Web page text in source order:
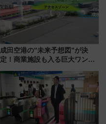
成田空港の”未来予想図”が決
定！商業施設も入る巨大ワンタ
で新型特急が品川･羽田とを結
ぶ！ JR空港駅は2面3線化！